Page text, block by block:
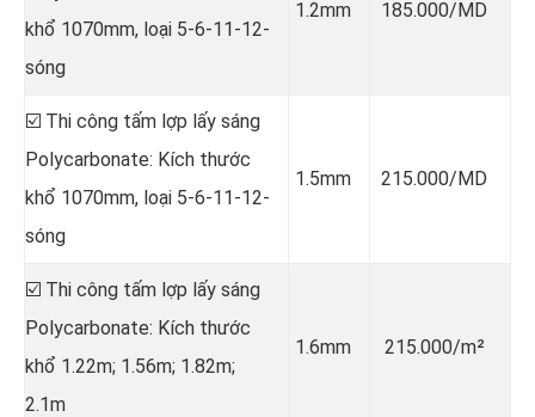
khổ 1070mm, loại 5-6-11-12-
sóng
1.2mm 185.000/MD
☑️ Thi công tấm lợp lấy sáng
Polycarbonate: Kích thước
khổ 1070mm, loại 5-6-11-12-
sóng
1.5mm 215.000/MD
☑️ Thi công tấm lợp lấy sáng
Polycarbonate: Kích thước
khổ 1.22m; 1.56m; 1.82m;
2.1m
1.6mm 215.000/m²